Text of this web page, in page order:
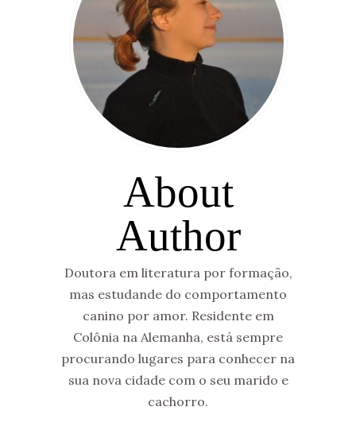
About
Author
Doutora em literatura por formação,
mas estudande do comportamento
canino por amor. Residente em
Colônia na Alemanha, está sempre
procurando lugares para conhecer na
sua nova cidade com o seu marido e
cachorro.